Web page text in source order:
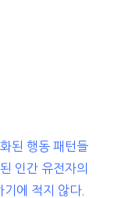
된 행동 패턴들
인간 유전자의
에 적지 않다.